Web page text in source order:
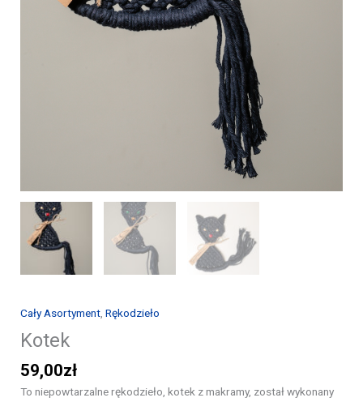
Cały Asortyment Rękodzieło
Kotek
59,00zł
To niepowtarzalne rękodzieło, kotek z makramy, został wykonany